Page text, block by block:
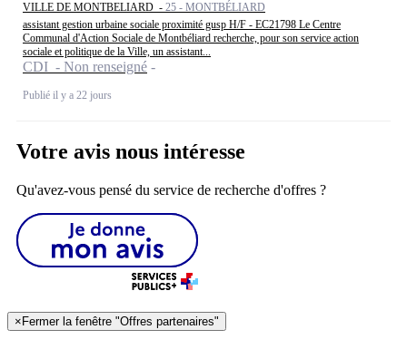
VILLE DE MONTBELIARD - 25 - MONTBÉLIARD
assistant gestion urbaine sociale proximité gusp H/F - EC21798 Le Centre
Communal d'Action Sociale de Montbéliard recherche, pour son service action
sociale et politique de la Ville, un assistant...
CDI - Non renseigné
Publié il y a 22 jours
Votre avis nous intéresse
Qu'avez-vous pensé du service de recherche d'offres ?
× Fermer la fenêtre "Offres partenaires"